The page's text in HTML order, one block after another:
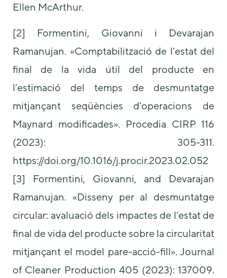
Ellen McArthur.
[2] Formentini, Giovanni i Devarajan
Ramanujan. «Comptabilització de l’estat del
final de la vida útil del producte en
l’estimació del temps de desmuntatge
mitjançant seqüències d’operacions de
Maynard modificades». Procedia CIRP 116
(2023): 305-311.
https://doi.org/10.1016/j.procir.2023.02.052
[3] Formentini, Giovanni, and Devarajan
Ramanujan. «Disseny per al desmuntatge
circular: avaluació dels impactes de l’estat de
final de vida del producte sobre la circularitat
mitjançant el model pare-acció-fill». Journal
of Cleaner Production 405 (2023): 137009.